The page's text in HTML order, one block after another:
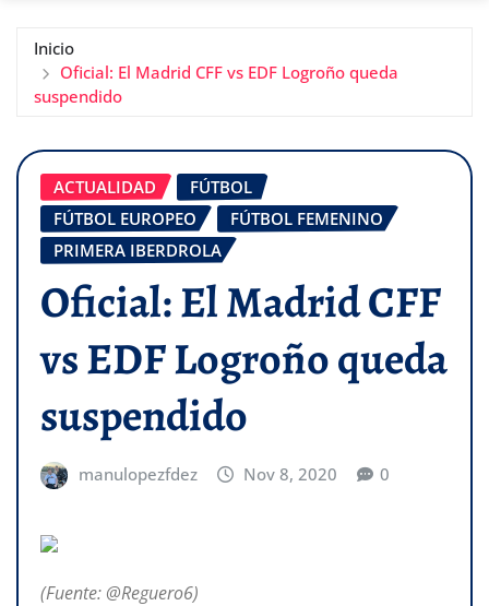
Inicio
Oficial: El Madrid CFF vs EDF Logroño queda
suspendido
ACTUALIDAD
FÚTBOL
FÚTBOL EUROPEO
FÚTBOL FEMENINO
PRIMERA IBERDROLA
Oficial: El Madrid CFF
vs EDF Logroño queda
suspendido
manulopezfdez Nov 8, 2020 0
(Fuente: @Reguero6)